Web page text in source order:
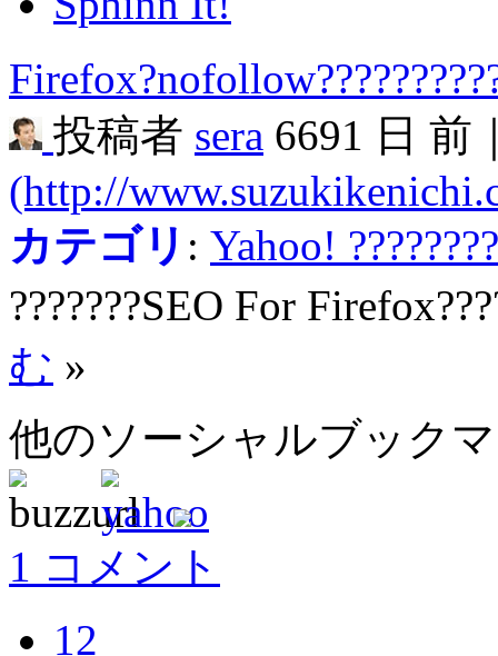
投稿者 sera 6691 日 前
(http://
カテゴリ : Yahoo! ????????
???????SEO For
む »
他のソーシャルブック
1 コメント
12